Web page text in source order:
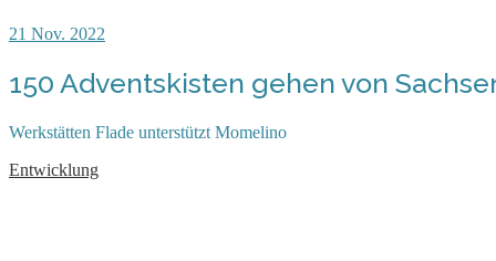
21 Nov. 2022
150 Adventskisten gehen von
Werkstätten Flade unterstützt Momelino
Entwicklung